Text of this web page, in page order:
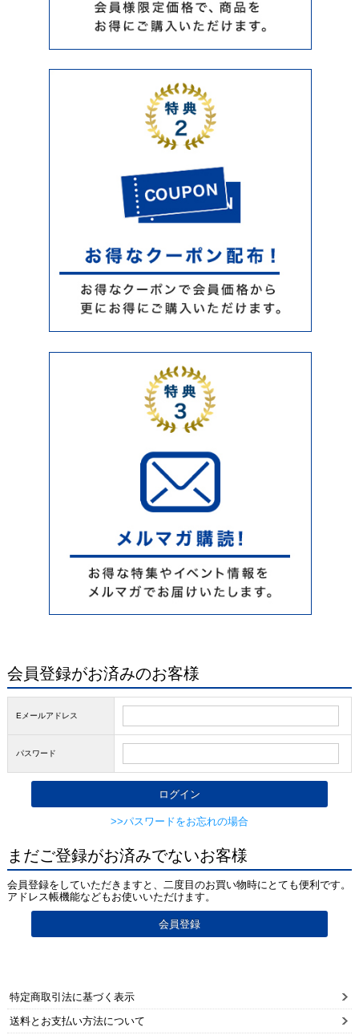
会員登録がお済みのお客様
Eメールアドレス
パスワード
>>パスワードをお忘れの場合
まだご登録がお済みでないお客様
会員登録をしていただきますと、二度目のお買い物時にとても便利です。
アドレス帳機能などもお使いいただけます。
特定商取引法に基づく表示
送料とお支払い方法について